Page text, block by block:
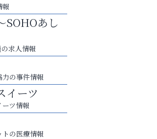
報
SOHOあし
求人情報
の事件情報
イーツ
ツ情報
の医療情報